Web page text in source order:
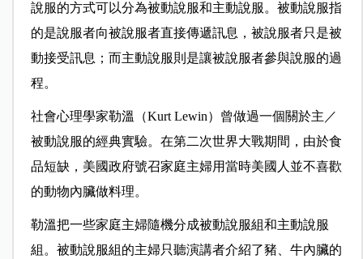
說服的方式可以分為被動說服和主動說服。被動說服指
的是說服者向被說服者直接傳遞訊息，被說服者只是被
動接受訊息；而主動說服則是讓被說服者參與說服的過
程。
社會心理學家勒溫（Kurt Lewin）曾做過一個關於主／
被動說服的經典實驗。在第二次世界大戰期間，由於食
品短缺，美國政府號召家庭主婦用當時美國人並不喜歡
的動物內臟做料理。
勒溫把一些家庭主婦隨機分成被動說服組和主動說服
組。被動說服組的主婦只聽演講者介紹了豬、牛內臟的